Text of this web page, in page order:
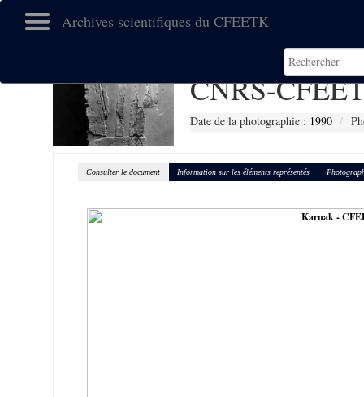
Archives scientifiques du CFEETK
CNRS-
Date de la photographie : 1990
Consulter le document Information sur les éléments représentés